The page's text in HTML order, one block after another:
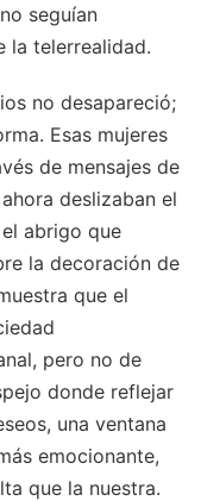
seguían
la telerrealidad.
no desapareció;
Esas mujeres
de mensajes de
deslizaban el
abrigo que
la decoración de
que el
pero no de
donde reflejar
una ventana
emocionante,
que la nuestra.